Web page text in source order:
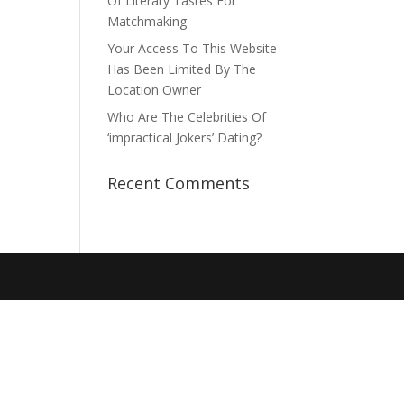
Matchmaking
Your Access To This Website
Has Been Limited By The
Location Owner
Who Are The Celebrities Of
‘impractical Jokers’ Dating?
Recent Comments